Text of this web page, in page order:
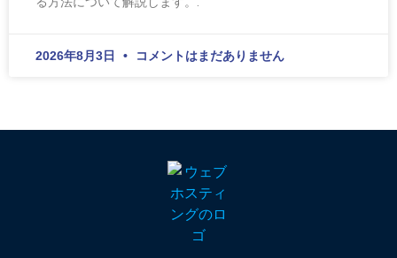
2026年8月3日 コメントはまだありません